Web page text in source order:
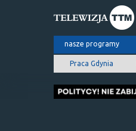
nasze programy
Praca Gdynia